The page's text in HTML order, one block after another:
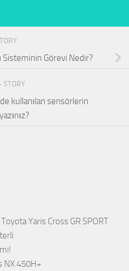
Sisteminin Görevi Nedir?
STORY
kullanılan sensörlerin
Yaris Cross GR SPORT
NX 450H+